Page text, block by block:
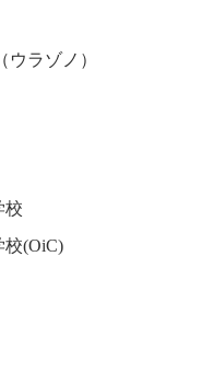
ラゾノ）
校
校(OiC)